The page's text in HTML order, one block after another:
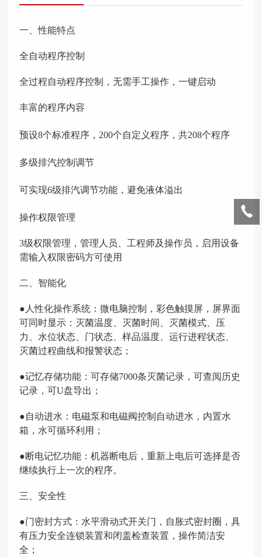
一、性能特点
全自动程序控制
全过程自动程序控制，无需手工操作，一键启动
丰富的程序内容
预设8个标准程序，200个自定义程序，共208个程序
多级排汽控制调节
可实现6级排汽调节功能，避免液体溢出
操作权限管理
3级权限管理，管理人员、工程师及操作员，启用设备
需输入权限密码方可使用
二、 智能化
●人性化操作系统：微电脑控制，彩色触摸屏，屏界面
可同时显示：灭菌温度、灭菌时间、灭菌模式、压
力、水位状态、门状态、样品温度、运行进程状态、
灭菌过程曲线和报警状态；
●记忆存储功能：可存储7000条灭菌记录，可查阅历史
记录，可U盘导出；
●自动进水：电磁泵和电磁阀控制自动进水，内置水
箱，水可循环利用；
●断电记忆功能：机器断电后，重新上电后可选择是否
继续执行上一次的程序。
三、安全性
●门密封方式：水平滑动式开关门，自胀式密封圈，具
有压力安全连锁装置和闭盖检查装置，操作简洁安
全；